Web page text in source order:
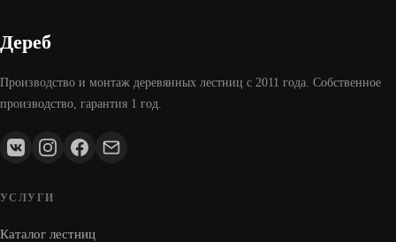
Дереб
Производство и монтаж деревянных лестниц с 2011 года. Собственное
производство, гарантия 1 год.
УСЛУГИ
Каталог лестниц